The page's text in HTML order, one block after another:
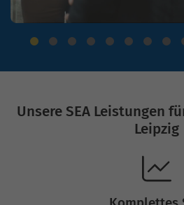
Unsere SEA Leistungen
Leipzig